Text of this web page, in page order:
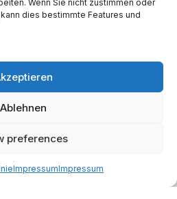
Wenn Sie nicht zustimmen oder
dies bestimmte Features und
Ablehnen
preferences
ImpressumImpressum
Prognosen